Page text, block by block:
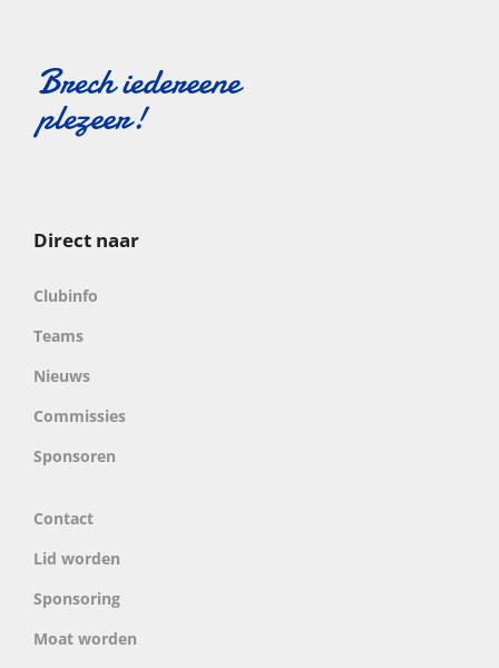
Direct naar
Clubinfo
Teams
Nieuws
Commissies
Sponsoren
Contact
Lid worden
Sponsoring
Moat worden